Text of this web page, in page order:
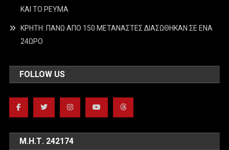
ΚΑΙ ΤΟ ΡΕΥΜΑ
ΚΡΗΤΗ: ΠΑΝΩ ΑΠΟ 150 ΜΕΤΑΝΑΣΤΕΣ ΔΙΑΣΩΘΗΚΑΝ ΣΕ ΕΝΑ
24ΩΡΟ
FOLLOW US
Μ.Η.Τ. 242174